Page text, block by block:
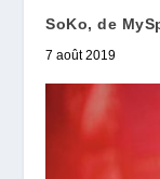
SoKo, de
7 août 2019